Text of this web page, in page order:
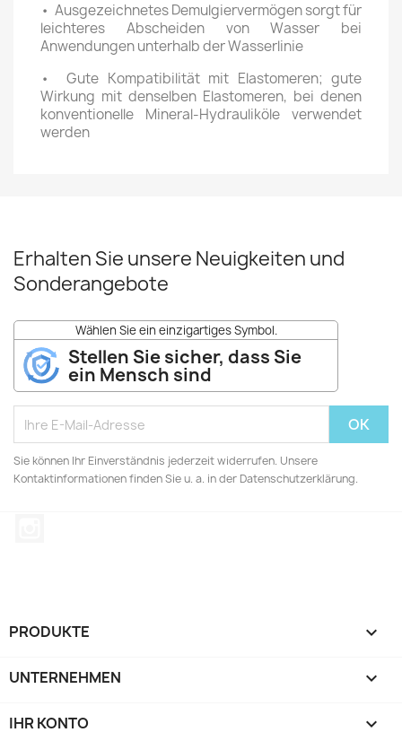
• Ausgezeichnetes Demulgiervermögen sorgt für
leichteres Abscheiden von Wasser bei
Anwendungen unterhalb der Wasserlinie
• Gute Kompatibilität mit Elastomeren; gute
Wirkung mit denselben Elastomeren, bei denen
konventionelle Mineral-Hydrauliköle verwendet
werden
Erhalten Sie unsere Neuigkeiten und
Sonderangebote
Wählen Sie ein einzigartiges Symbol.
Stellen Sie sicher, dass Sie
ein Mensch sind
Sie können Ihr Einverständnis jederzeit widerrufen. Unsere
Kontaktinformationen finden Sie u. a. in der Datenschutzerklärung.
PRODUKTE 
UNTERNEHMEN 
IHR KONTO 